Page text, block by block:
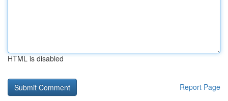
HTML is disabled
Report Page